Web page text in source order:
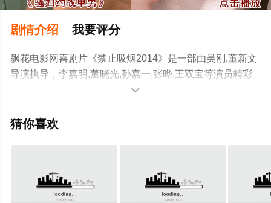
剧情介绍 我要评分
飘花电影网喜剧片《禁止吸烟2014》是一部由吴刚,董新文
导演执导，李嘉明,董晓光,孙嘉一,张晔,王双宝等演员精彩
演绎的中国大陆电影，手机免费观看高清未删减完整版电
电视猫或剧情网等平台了解。

猜你喜欢